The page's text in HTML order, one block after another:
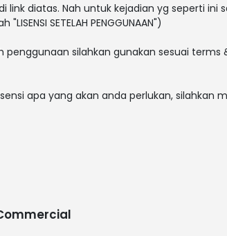
diatas. Nah untuk kejadian yg seperti ini
SETELAH PENGGUNAAN")
penggunaan silahkan gunakan sesuai
apa yang akan anda perlukan, silahkan